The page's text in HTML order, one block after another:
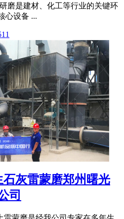
磨是建材、化工等行业的关键环
心设备 ...
石灰雷蒙磨郑州曙光
司